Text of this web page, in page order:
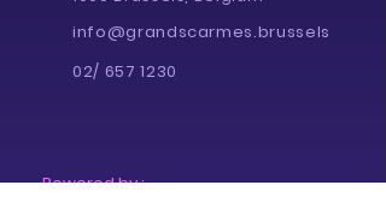
info@grandscarmes.brussels
02/ 657 1230
Powered by :